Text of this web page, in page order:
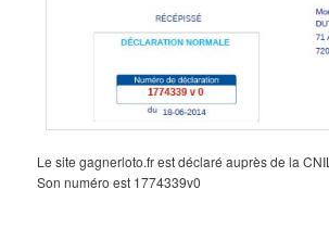
Le site gagnerloto.fr est déclaré auprès de la CNIL
Son numéro est 1774339v0